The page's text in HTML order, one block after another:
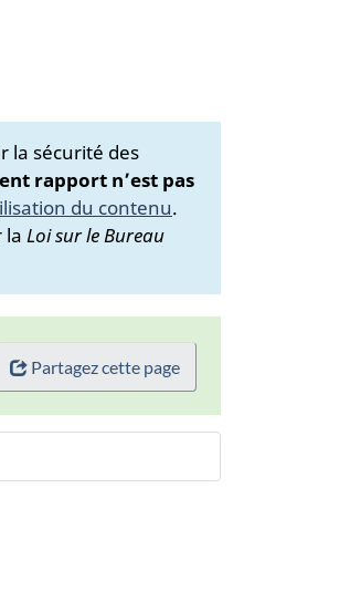
la sécurité des
rapport n’est pas
du contenu.
la Loi sur le Bureau
Partagez cette page